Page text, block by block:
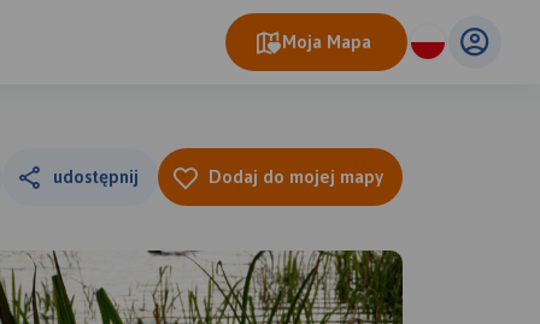
Moja Mapa
udostępnij Dodaj do mojej mapy